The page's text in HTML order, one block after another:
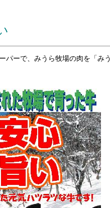
パーで、みうら牧場の肉を「